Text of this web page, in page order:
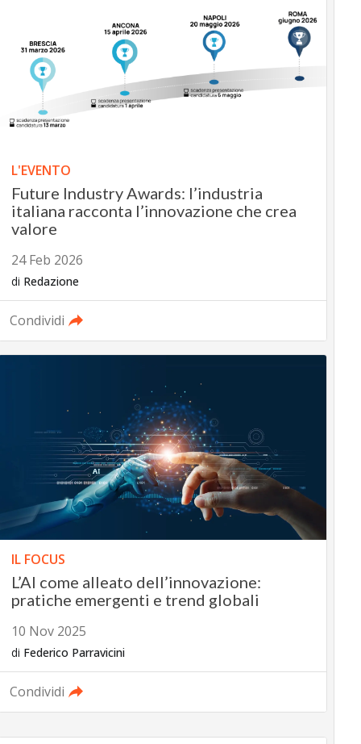
L'EVENTO
Future Industry Awards: l’industria
italiana racconta l’innovazione che crea
valore
24 Feb 2026
di Redazione
Condividi
IL FOCUS
L’AI come alleato dell’innovazione:
pratiche emergenti e trend globali
10 Nov 2025
di Federico Parravicini
Condividi